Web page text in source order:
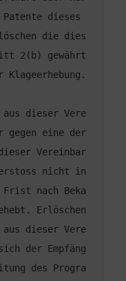
dieses
die dies
2(b) gewährt
aus dieser Vere
gegen eine der
Vereinbar
nicht in
Frist nach Beka
Erlöschen
aus dieser Vere
der Empfäng
des Progra